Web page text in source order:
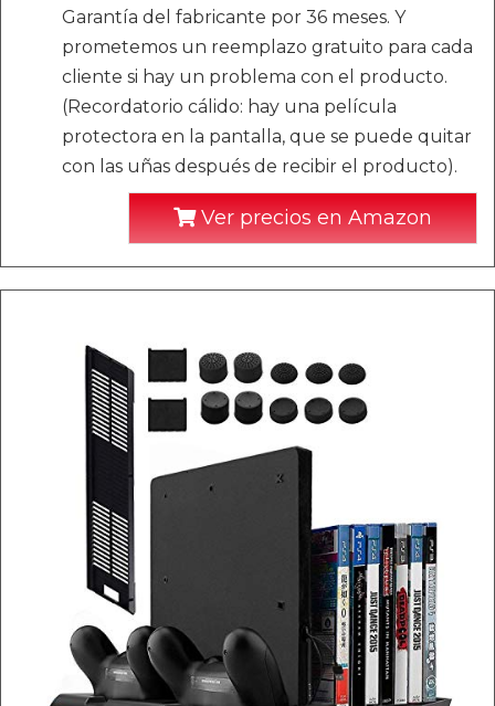
Garantía del fabricante por 36 meses. Y
prometemos un reemplazo gratuito para cada
cliente si hay un problema con el producto.
(Recordatorio cálido: hay una película
protectora en la pantalla, que se puede quitar
con las uñas después de recibir el producto).
Ver precios en Amazon